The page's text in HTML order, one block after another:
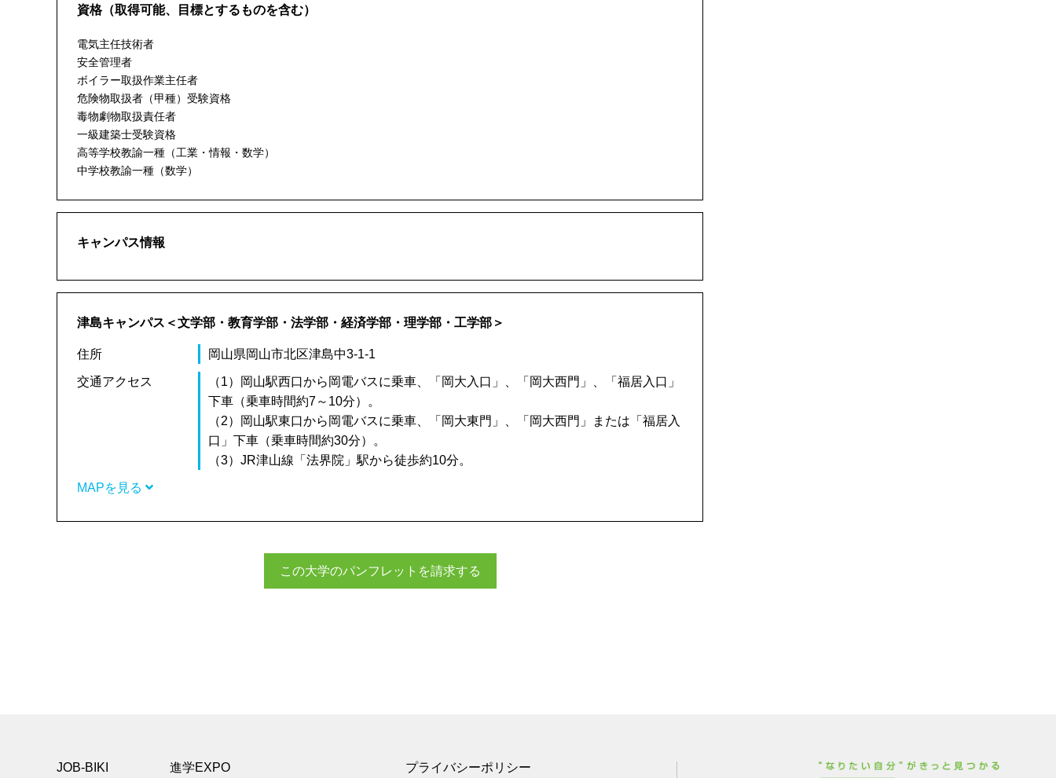
資格（取得可能、目標とするものを含む）
電気主任技術者
安全管理者
ボイラー取扱作業主任者
危険物取扱者（甲種）受験資格
毒物劇物取扱責任者
一級建築士受験資格
高等学校教諭一種（工業・情報・数学）
中学校教諭一種（数学）
キャンパス情報
津島キャンパス＜文学部・教育学部・法学部・経済学部・理学部・工学部＞
住所 岡山県岡山市北区津島中3-1-1
交通アクセス
（1）岡山駅西口から岡電バスに乗車、「岡大入口」、「岡大西門」、「福居入口」
下車（乗車時間約7～10分）。
（2）岡山駅東口から岡電バスに乗車、「岡大東門」、「岡大西門」または「福居入
口」下車（乗車時間約30分）。
（3）JR津山線「法界院」駅から徒歩約10分。
MAPを見る
この大学のパンフレットを請求する
JOB-BIKI 進学EXPO プライバシーポリシー